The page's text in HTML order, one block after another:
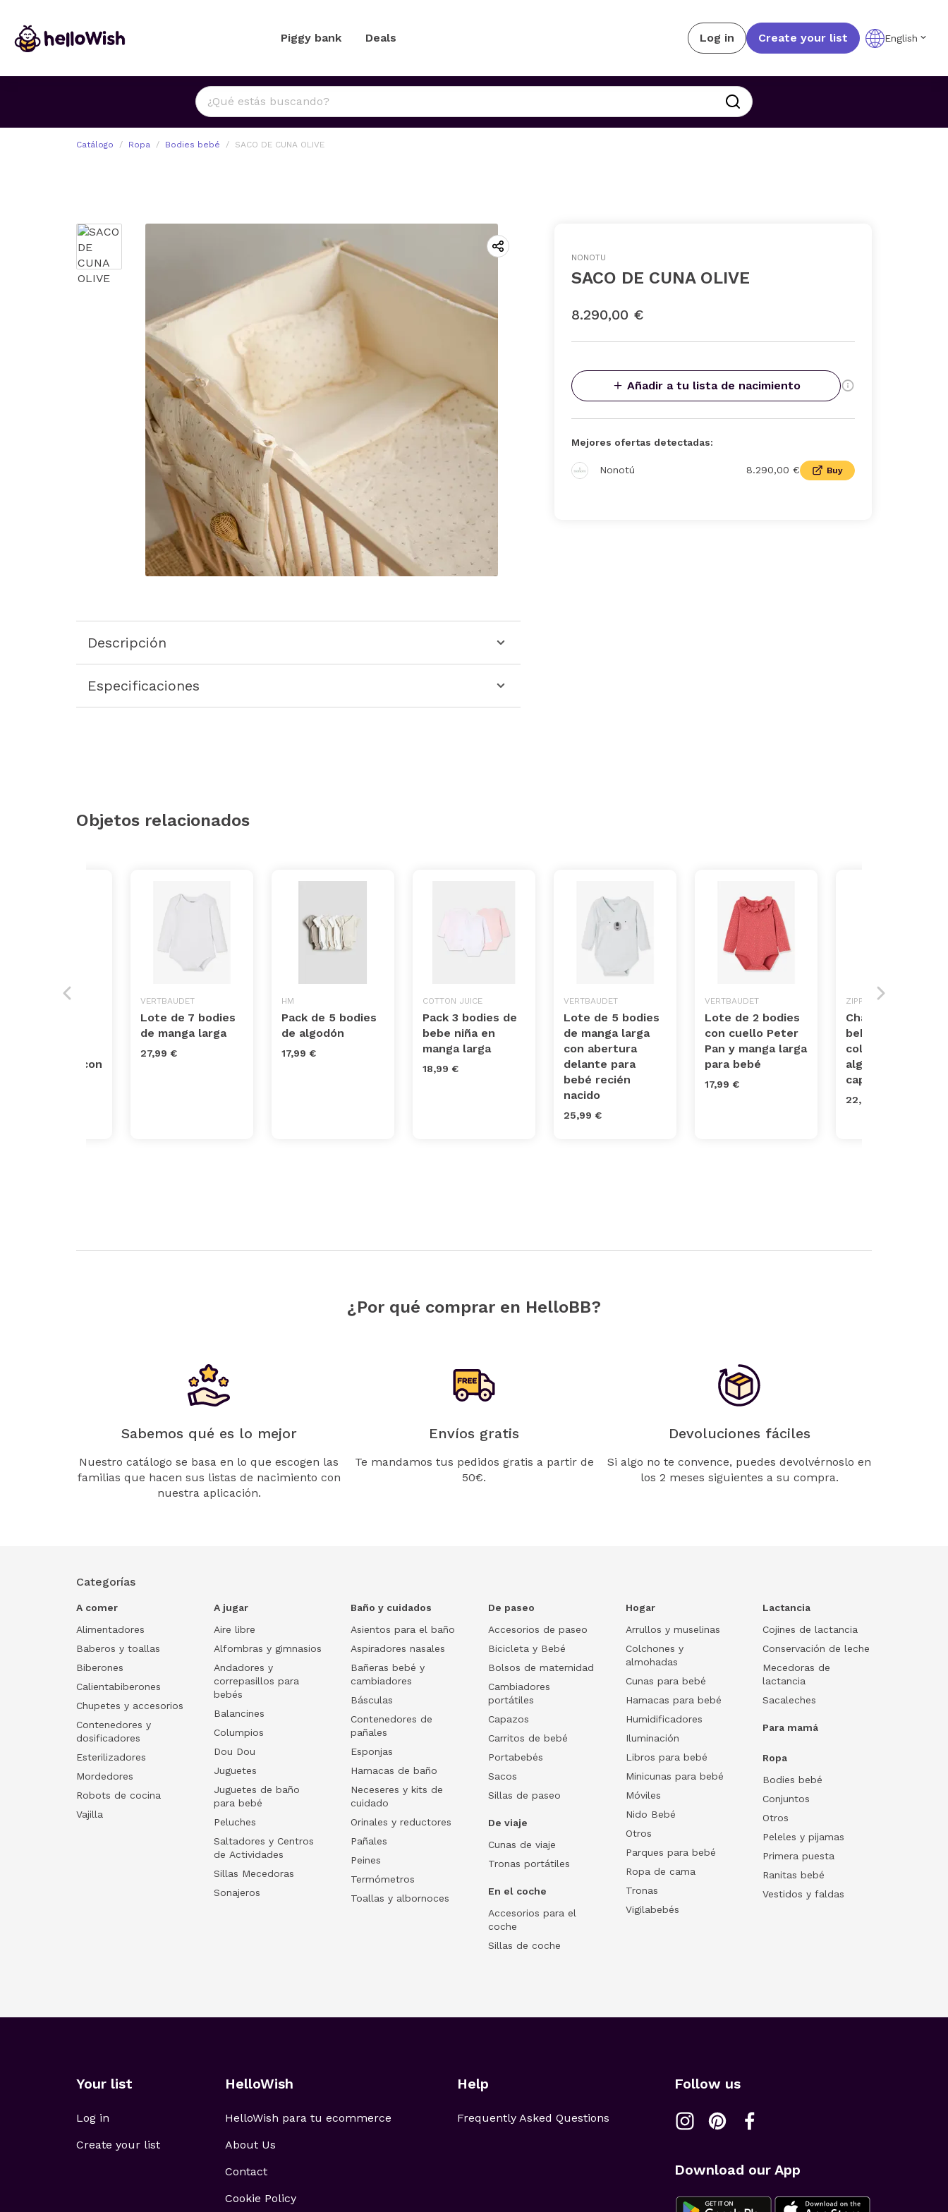
Piggy bank Deals Log in Create your list English
Catálogo Ropa Bodies bebé SACO DE CUNA OLIVE
Descripción
Especificaciones
NONOTU
SACO DE CUNA OLIVE
8.290,00 €
Añadir a tu lista de nacimiento
Mejores ofertas detectadas:
Nonotú 8.290,00 € Buy
Objetos relacionados
100% con
VERTBAUDET
Lote de 7 bodies
de manga larga
27,99 €
HM
Pack de 5 bodies
de algodón
17,99 €
COTTON JUICE
Pack 3 bodies de
bebe niña en
manga larga
18,99 €
VERTBAUDET
Lote de 5 bodies
de manga larga
con abertura
delante para
bebé recién
nacido
25,99 €
VERTBAUDET
Lote de 2 bodies
con cuello Peter
Pan y manga larga
para bebé
17,99 €
ZIPPY
Chaqueta de
bebé niño en
color beige de
algodón 100% con
capucha
22,99 €
¿Por qué comprar en HelloBB?
Sabemos qué es lo mejor
Nuestro catálogo se basa en lo que escogen las
familias que hacen sus listas de nacimiento con
nuestra aplicación.
Envíos gratis
Te mandamos tus pedidos gratis a partir de
50€.
Devoluciones fáciles
Si algo no te convence, puedes devolvérnoslo en
los 2 meses siguientes a su compra.
Categorías
A comer
Alimentadores
Baberos y toallas
Biberones
Calientabiberones
Chupetes y accesorios
Contenedores y
dosificadores
Esterilizadores
Mordedores
Robots de cocina
Vajilla
A jugar
Aire libre
Alfombras y gimnasios
Andadores y
correpasillos para
bebés
Balancines
Columpios
Dou Dou
Juguetes
Juguetes de baño
para bebé
Peluches
Saltadores y Centros
de Actividades
Sillas Mecedoras
Sonajeros
Baño y cuidados
Asientos para el baño
Aspiradores nasales
Bañeras bebé y
cambiadores
Básculas
Contenedores de
pañales
Esponjas
Hamacas de baño
Neceseres y kits de
cuidado
Orinales y reductores
Pañales
Peines
Termómetros
Toallas y albornoces
De paseo
Accesorios de paseo
Bicicleta y Bebé
Bolsos de maternidad
Cambiadores
portátiles
Capazos
Carritos de bebé
Portabebés
Sacos
Sillas de paseo
De viaje
Cunas de viaje
Tronas portátiles
En el coche
Accesorios para el
coche
Sillas de coche
Hogar
Arrullos y muselinas
Colchones y
almohadas
Cunas para bebé
Hamacas para bebé
Humidificadores
Iluminación
Libros para bebé
Minicunas para bebé
Móviles
Nido Bebé
Otros
Parques para bebé
Ropa de cama
Tronas
Vigilabebés
Lactancia
Cojines de lactancia
Conservación de leche
Mecedoras de
lactancia
Sacaleches
Para mamá
Ropa
Bodies bebé
Conjuntos
Otros
Peleles y pijamas
Primera puesta
Ranitas bebé
Vestidos y faldas
Your list
Log in
Create your list
HelloWish
HelloWish para tu ecommerce
About Us
Contact
Cookie Policy
Help
Frequently Asked Questions
Follow us
Download our App